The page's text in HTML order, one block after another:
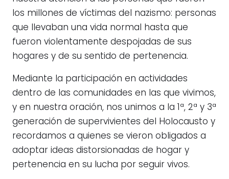
los millones de víctimas del nazismo: personas
que llevaban una vida normal hasta que
fueron violentamente despojadas de sus
hogares y de su sentido de pertenencia.
Mediante la participación en actividades
dentro de las comunidades en las que vivimos,
y en nuestra oración, nos unimos a la 1ª, 2ª y 3ª
generación de supervivientes del Holocausto y
recordamos a quienes se vieron obligados a
adoptar ideas distorsionadas de hogar y
pertenencia en su lucha por seguir vivos.